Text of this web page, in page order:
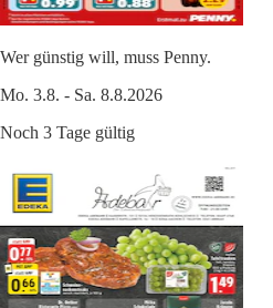
Wer günstig will, muss Penny.
Mo. 3.8. - Sa. 8.8.2026
Noch 3 Tage gültig